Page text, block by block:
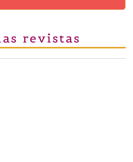
revistas